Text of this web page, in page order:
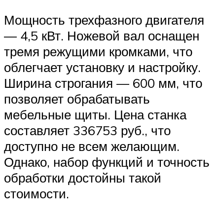
Мощность трехфазного двигателя
— 4,5 кВт. Ножевой вал оснащен
тремя режущими кромками, что
облегчает установку и настройку.
Ширина строгания — 600 мм, что
позволяет обрабатывать
мебельные щиты. Цена станка
составляет 336753 руб., что
доступно не всем желающим.
Однако, набор функций и точность
обработки достойны такой
стоимости.